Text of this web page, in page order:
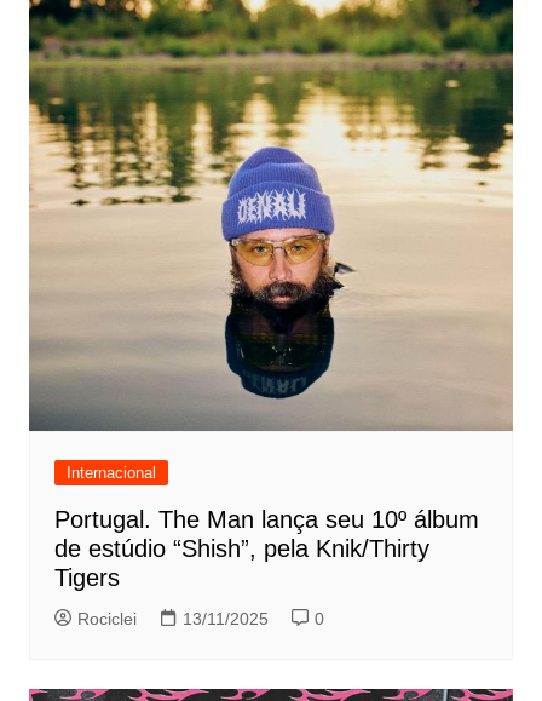
Internacional
Portugal. The Man lança seu 10º álbum
de estúdio “Shish”, pela Knik/Thirty
Tigers
Rociclei 13/11/2025 0